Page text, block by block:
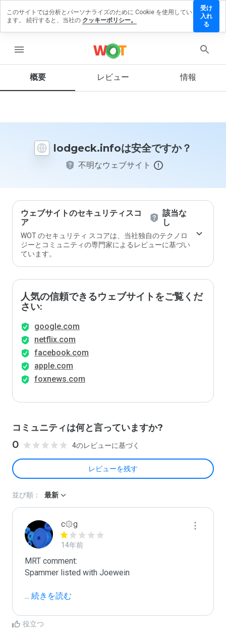
menu
概要 レビュー 情報
lodgeck.infoは安全ですか？
不明なウェブサイト
ウェブサイトのセキュリティスコ
ア
該当な
し
WOT のセキュリティ スコアは、当社独自のテクノロ
ジーとコミュニティの専門家によるレビューに基づい
ています。
人気の信頼できるウェブサイトをご覧くだ
さい:
google.com
netflix.com
facebook.com
apple.com
foxnews.com
コミュニティは何と言っていますか?
0 4のレビューに基づく
レビューを残す
ビュー
す
この
イト
価し
ます
か？
並び順： 最新
c۞g
14年前
MRT comment:
Spammer listed with Joewein
... 続きを読む
役立つ
このサイトでは分析とパーソナライズのために Cookie を使用してい
ます。 続行すると、当社の クッキーポリシー。
受け
入れ
る